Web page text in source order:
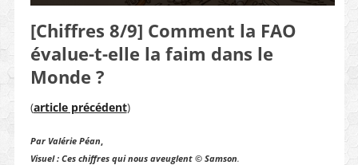
[Chiffres 8/9] Comment la FAO
évalue-t-elle la faim dans le
Monde ?
(article précédent)
Par Valérie Péan
Visuel : Ces chiffres qui nous aveuglent © Samson.